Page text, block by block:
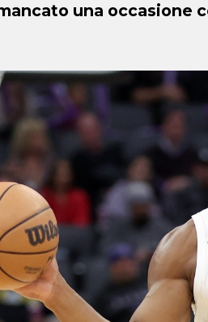
una occasione